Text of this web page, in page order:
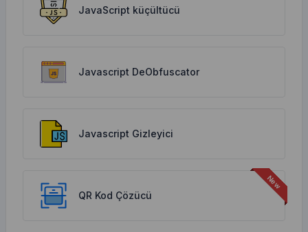
JavaScript küçültücü
Javascript DeObfuscator
Javascript Gizleyici
QR Kod Çözücü